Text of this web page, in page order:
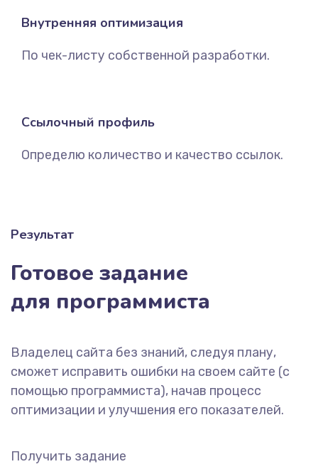
Внутренняя оптимизация
По чек-листу собственной разработки.
Ссылочный профиль
Определю количество и качество ссылок.
Результат
Готовое задание
для программиста
Владелец сайта без знаний, следуя плану,
сможет исправить ошибки на своем сайте (с
помощью программиста), начав процесс
оптимизации и улучшения его показателей.
Получить задание